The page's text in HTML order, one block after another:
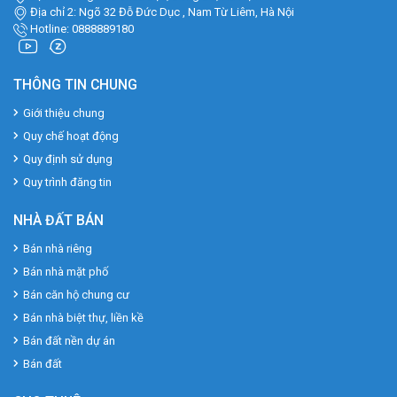
Địa chỉ 2: Ngõ 32 Đỗ Đức Dục , Nam Từ Liêm, Hà Nội
Hotline: 0888889180
THÔNG TIN CHUNG
Giới thiệu chung
Quy chế hoạt động
Quy định sử dụng
Quy trình đăng tin
NHÀ ĐẤT BÁN
Bán nhà riêng
Bán nhà mặt phố
Bán căn hộ chung cư
Bán nhà biệt thự, liền kề
Bán đất nền dự án
Bán đất